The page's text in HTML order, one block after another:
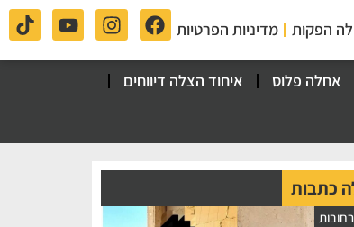
הפקות מדיניות הפרטיות
אחלה פלוס
איחוד הצלה דיווחים
כתבות